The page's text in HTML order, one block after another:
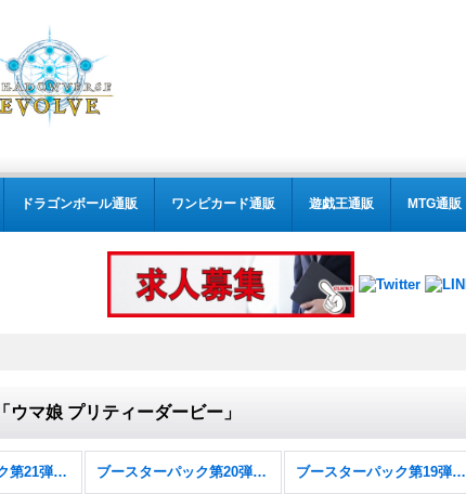
ドラゴンボール通販 ワンピカード通販 遊戯王通販 MTG通販
ウマ娘 プリティーダービー」
ブースターパック第21弾「Academy Royale/アカデミー・ロワイヤル」 ブースターパック第20弾「絶傑を継ぐ者」 ブースターパック第19弾「天魔八虐」